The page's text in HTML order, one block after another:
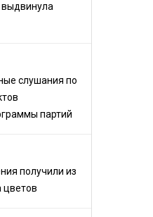
слушания по
партий
получили из
цветов